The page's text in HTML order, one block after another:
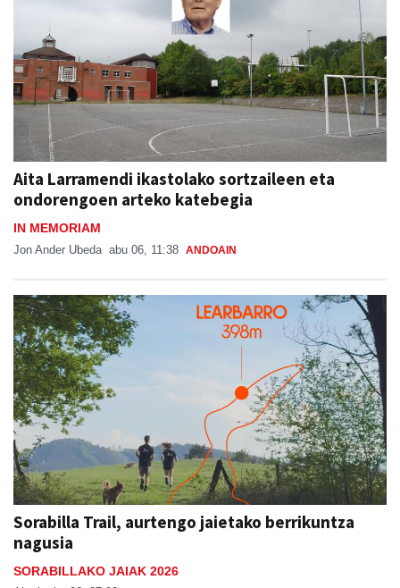
Aita Larramendi ikastolako sortzaileen eta
ondorengoen arteko katebegia
IN MEMORIAM
Jon Ander Ubeda abu 06, 11:38 ANDOAIN
Sorabilla Trail, aurtengo jaietako berrikuntza
nagusia
SORABILLAKO JAIAK 2026